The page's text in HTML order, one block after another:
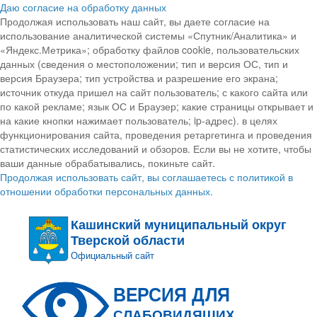
Даю согласие на обработку данных
Продолжая использовать наш сайт, вы даете согласие на
использование аналитической системы «Спутник/Аналитика» и
«Яндекс.Метрика»; обработку файлов cookie, пользовательских
данных (сведения о местоположении; тип и версия ОС, тип и
версия Браузера; тип устройства и разрешение его экрана;
источник откуда пришел на сайт пользователь; с какого сайта или
по какой рекламе; язык ОС и Браузер; какие страницы открывает и
на какие кнопки нажимает пользователь; ip-адрес). в целях
функционирования сайта, проведения ретаргетинга и проведения
статистических исследований и обзоров. Если вы не хотите, чтобы
ваши данные обрабатывались, покиньте сайт.
Продолжая использовать сайт, вы соглашаетесь с политикой в
отношении обработки персональных данных.